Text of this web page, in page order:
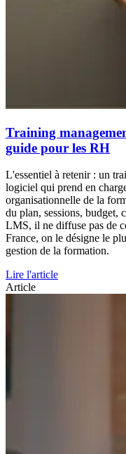
Training
guide pour les RH
L'essentiel à retenir : un
logiciel qui prend en
organisationnelle de la
du plan, sessions,
LMS, il ne diffuse pas de
France, on le désigne le
gestion de la formation.
Lire l'article
Article